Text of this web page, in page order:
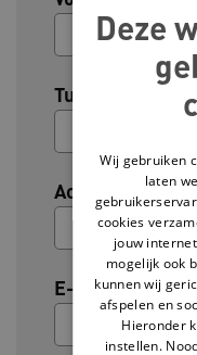
Tussenvoegsel
Achternaam
E-mailadres
Deze
Wij gebruiken
laten
cookies
jouw
mogelijk ook
kunnen wij
afspelen en
Hieronder
instellen.